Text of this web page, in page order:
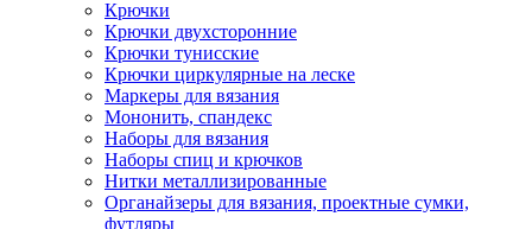
Крючки
Крючки двухсторонние
Крючки тунисские
Крючки циркулярные на леске
Маркеры для вязания
Мононить, спандекс
Наборы для вязания
Наборы спиц и крючков
Нитки металлизированные
Органайзеры для вязания, проектные сумки,
футляры